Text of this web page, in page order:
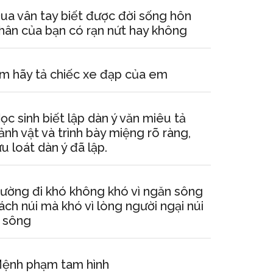
vân tay biết được đời sống hôn
của bạn có rạn nứt hay không
hãy tả chiếc xe đạp của em
sinh biết lập dàn ý văn miêu tả
vật và trình bày miệng rõ ràng,
loát dàn ý đã lập.
đi khó không khó vì ngăn sông
núi mà khó vì lòng người ngại núi
sông
phạm tam hình